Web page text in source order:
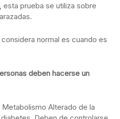
prueba se utiliza sobre
normal es cuando es
deben hacerse un
Metabolismo Alterado de la